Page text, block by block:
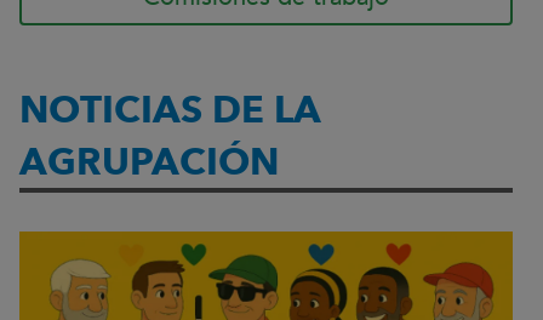
NOTICIAS DE LA
AGRUPACIÓN
Visualizando 10 resultados, página 1 de 3